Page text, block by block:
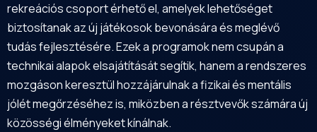
rekreációs csoport érhető el, amelyek lehetőséget
biztosítanak az új játékosok bevonására és meglévő
tudás fejlesztésére. Ezek a programok nem csupán a
technikai alapok elsajátítását segítik, hanem a rendszeres
mozgáson keresztül hozzájárulnak a fizikai és mentális
jólét megőrzéséhez is, miközben a résztvevők számára új
közösségi élményeket kínálnak.